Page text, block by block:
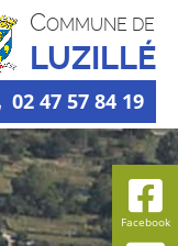
Facebook
COMMUNE DE
LUZILLÉ
02 47 57 84 19